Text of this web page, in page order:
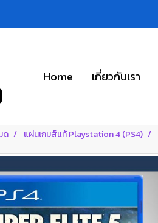
Home เกี่ยวกับเรา
ด แผ่นเกมส์แท้ Playstation 4 (PS4)